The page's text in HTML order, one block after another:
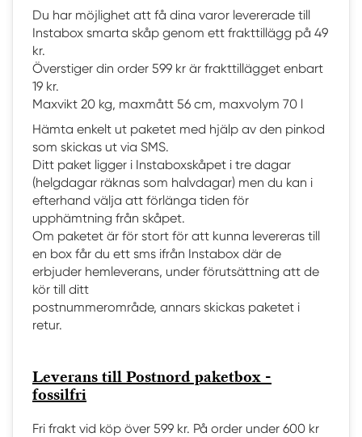
Du har möjlighet att få dina varor levererade till
Instabox smarta skåp genom ett frakttillägg på 49
kr.
Överstiger din order 599 kr är frakttillägget enbart
19 kr.
Maxvikt 20 kg, maxmått 56 cm, maxvolym 70 l
Hämta enkelt ut paketet med hjälp av den pinkod
som skickas ut via SMS.
Ditt paket ligger i Instaboxskåpet i tre dagar
(helgdagar räknas som halvdagar) men du kan i
efterhand välja att förlänga tiden för
upphämtning från skåpet.
Om paketet är för stort för att kunna levereras till
en box får du ett sms ifrån Instabox där de
erbjuder hemleverans, under förutsättning att de
kör till ditt
postnummerområde, annars skickas paketet i
retur.
Leverans till Postnord paketbox -
fossilfri
Fri frakt vid köp över 599 kr. På order under 600 kr